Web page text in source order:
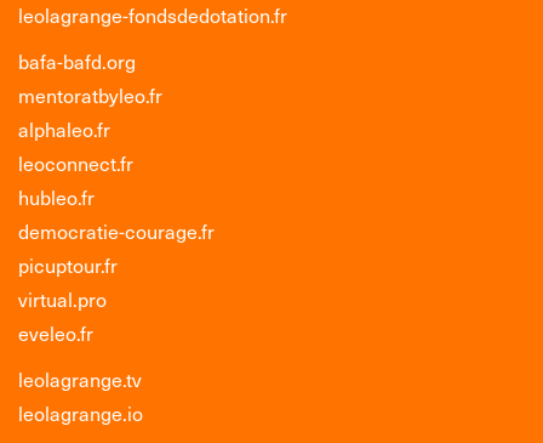
leolagrange-fondsdedotation.fr
bafa-bafd.org
mentoratbyleo.fr
alphaleo.fr
leoconnect.fr
hubleo.fr
democratie-courage.fr
picuptour.fr
virtual.pro
eveleo.fr
leolagrange.tv
leolagrange.io